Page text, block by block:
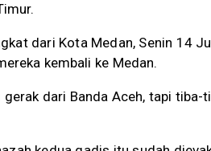
dari Kota Medan, Senin 14
kembali ke Medan.
dari Banda Aceh, tapi tiba-